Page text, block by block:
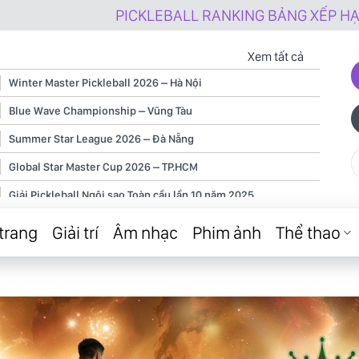
PICKLEBALL RANKING BẢNG XẾP HẠNG
Xem tất cả
Winter Master Pickleball 2026 – Hà Nội
Blue Wave Championship – Vũng Tàu
Summer Star League 2026 – Đà Nẵng
Global Star Master Cup 2026 – TP.HCM
Giải Pickleball Ngôi sao Toàn cầu lần 10 năm 2025
Giải Pickleball Ngôi sao Toàn cầu lần 9 năm 2025
Giải Pickleball Ngôi sao Toàn cầu lần 6 năm 2025
Giải Pickleball Ngôi sao Toàn cầu lần 5 năm 2025
Giải trí Âm nhạc Phim ảnh Thể thao